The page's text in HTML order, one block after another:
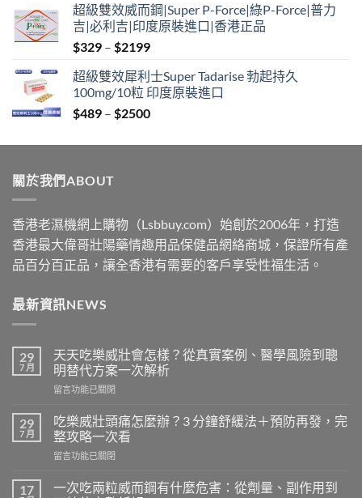
$349
through
$2199
超級雙效威而鋼|Super P-Force|綠P-Force|普力
吉|必利吉|印度原裝進口|香港正品
$329 – $2199Price
$329
through
$2199
超級雙效犀利士Super Tadarise 勃起持久
100mg/10粒 印度原裝進口
$489 – $2500Price
$489
關於我們ABOUT
香港老濕機網上購物（Lsbbuy.com）始創於2006年，打造
香港最大偉哥壯陽藥情趣用品保健品網絡商城，保證所有產
品百分百正品，讓全香港有需要的客戶享受性福生活。
最新資訊NEWS
29
7 月
天天吃樂威壯會怎樣？從真實案例、醫學風險到聰
明替代方案一次解析
在
天
吃
樂
威
會
留言功能已關閉
29
7 月
吃樂威壯頭痛怎麼辦？3 分鐘舒緩法＋預防再發，完
整攻略一次看
在
威
留言功能已關閉
17
一次吃兩粒威而鋼有什麼危害：從劑量、副作用到